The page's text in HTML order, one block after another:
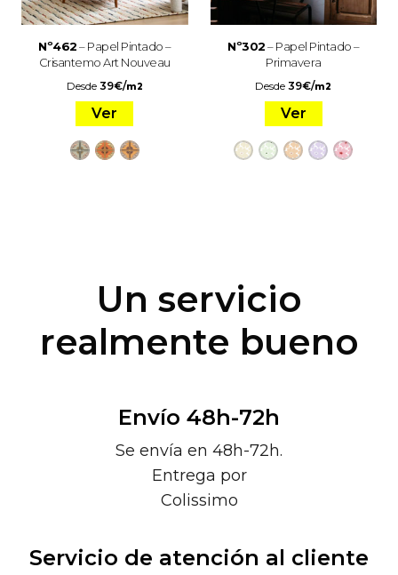
Nº462– Papel Pintado –
Crisantemo Art Nouveau
Desde 39€/m2
Ver
Nº302– Papel Pintado –
Primavera
Desde39€/m2
Ver
Un servicio
realmente bueno
Envío 48h-72h
Se envía en 48h-72h.
Entrega por
Colissimo
Servicio de atención al cliente